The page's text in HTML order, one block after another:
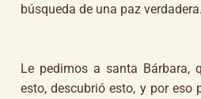
búsqueda de una paz verdadera.
Le pedimos a santa Bárbara,
esto, descubrió esto, y por eso